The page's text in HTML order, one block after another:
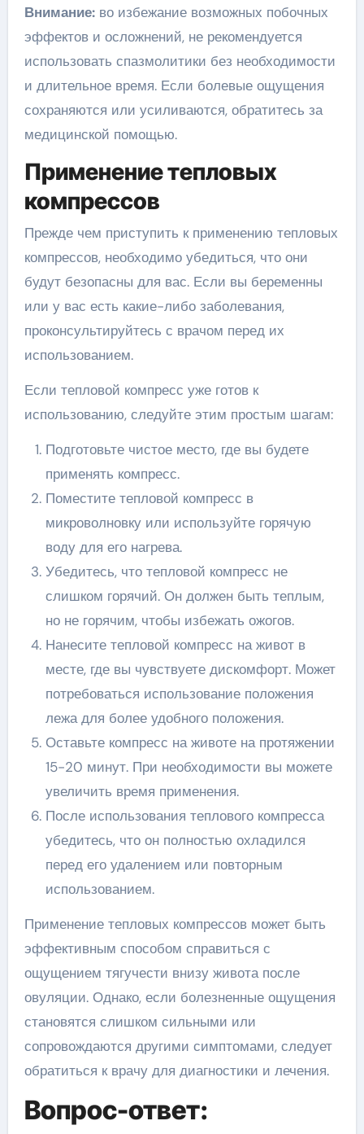
Внимание:во избежание возможных побочных
эффектов и осложнений, не рекомендуется
использовать спазмолитики без необходимости
и длительное время. Если болевые ощущения
сохраняются или усиливаются, обратитесь за
медицинской помощью.
Применение тепловых
компрессов
Прежде чем приступить к применению тепловых
компрессов, необходимо убедиться, что они
будут безопасны для вас. Если вы беременны
или у вас есть какие-либо заболевания,
проконсультируйтесь с врачом перед их
использованием.
Если тепловой компресс уже готов к
использованию, следуйте этим простым шагам:
Подготовьте чистое место, где вы будете
применять компресс.
Поместите тепловой компресс в
микроволновку или используйте горячую
воду для его нагрева.
Убедитесь, что тепловой компресс не
слишком горячий. Он должен быть теплым,
но не горячим, чтобы избежать ожогов.
Нанесите тепловой компресс на живот в
месте, где вы чувствуете дискомфорт. Может
потребоваться использование положения
лежа для более удобного положения.
Оставьте компресс на животе на протяжении
15-20 минут. При необходимости вы можете
увеличить время применения.
После использования теплового компресса
убедитесь, что он полностью охладился
перед его удалением или повторным
использованием.
Применение тепловых компрессов может быть
эффективным способом справиться с
ощущением тягучести внизу живота после
овуляции. Однако, если болезненные ощущения
становятся слишком сильными или
сопровождаются другими симптомами, следует
обратиться к врачу для диагностики и лечения.
Вопрос-ответ: